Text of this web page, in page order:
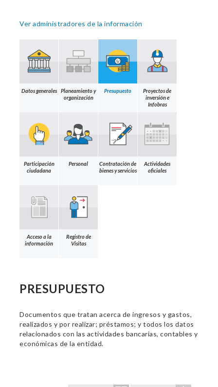
Ver administradores de la información
Datos generales
Planeamiento y
organización
Presupuesto
Proyectos de
inversión e
Infobras
Participación
ciudadana
Personal
Contratación de
bienes y servicios
Actividades
oficiales
Acceso a la
información
Registro de
Visitas
PRESUPUESTO
Documentos que tratan acerca de ingresos y gastos,
realizados y por realizar; préstamos; y todos los datos
relacionados con las actividades bancarias, contables y
económicas de la entidad.